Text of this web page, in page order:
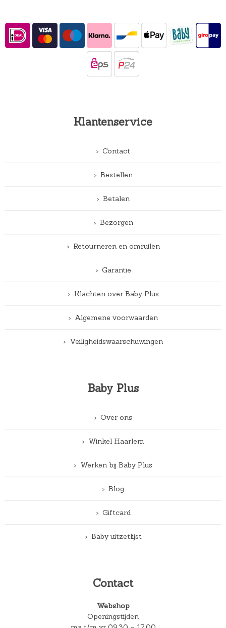
Klantenservice
Contact
Bestellen
Betalen
Bezorgen
Retourneren en omruilen
Garantie
Klachten over Baby Plus
Algemene voorwaarden
Veiligheidswaarschuwingen
Baby Plus
Over ons
Winkel Haarlem
Werken bij Baby Plus
Blog
Giftcard
Baby uitzetlijst
Contact
Webshop
Openingstijden